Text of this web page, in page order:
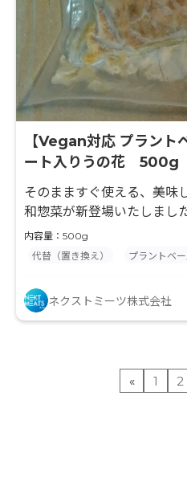
【Vegan対応 プラント
ート入りうの花 500g
そのまますぐ使える、美味
和惣菜が新登場いたしまし
て、ビーガン対応◎、イン
年以上続く老舗工場にて、
期や忙しい時間帯の人手
菜なので、ビーガンの方も
おからと細かい代替肉の食
味。 ビュッフェ・御膳・
内容量：500g
代替（置き換え）
プラントベー
ネクストミーツ株式会社
« 1 2